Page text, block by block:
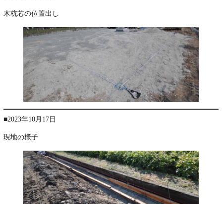
木杭芯の位置出し
■2023年10月17日
現地の様子